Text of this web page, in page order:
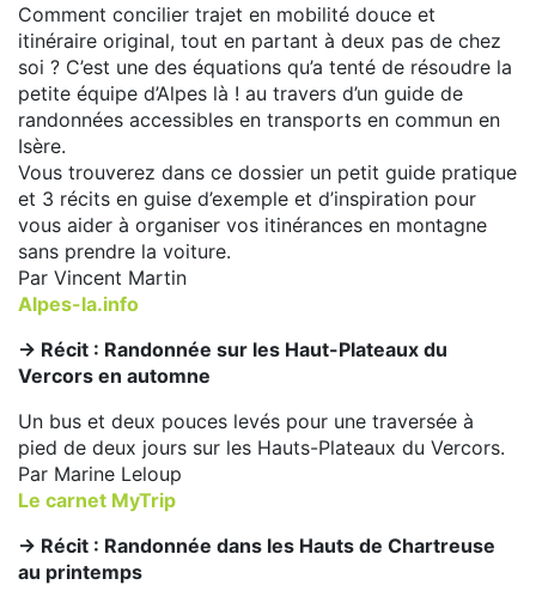
Comment concilier trajet en mobilité douce et
itinéraire original, tout en partant à deux pas de chez
soi ? C’est une des équations qu’a tenté de résoudre la
petite équipe d’Alpes là ! au travers d’un guide de
randonnées accessibles en transports en commun en
Isère.
Vous trouverez dans ce dossier un petit guide pratique
et 3 récits en guise d’exemple et d’inspiration pour
vous aider à organiser vos itinérances en montagne
sans prendre la voiture.
Par Vincent Martin
Alpes-la.info
-> Récit : Randonnée sur les Haut-Plateaux du
Vercors en automne
Un bus et deux pouces levés pour une traversée à
pied de deux jours sur les Hauts-Plateaux du Vercors.
Par Marine Leloup
Le carnet MyTrip
-> Récit : Randonnée dans les Hauts de Chartreuse
au printemps